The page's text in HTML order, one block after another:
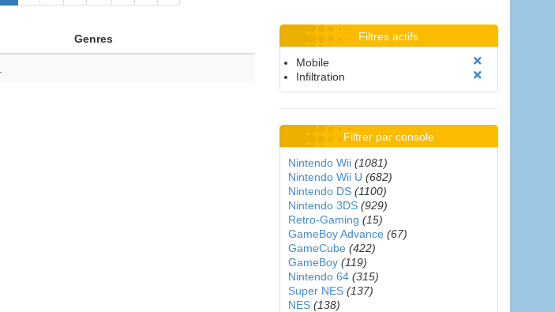
Genres Filtres actifs
Mobile
Infiltration
Filtrer par console
Nintendo Wii (1081)
Nintendo Wii U (682)
Nintendo DS (1100)
Nintendo 3DS (929)
Retro-Gaming (15)
GameBoy Advance (67)
GameCube (422)
GameBoy (119)
Nintendo 64 (315)
Super NES (137)
NES (138)